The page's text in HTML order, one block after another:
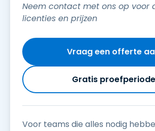
Neem contact met ons op voor
licenties en prijzen
Vraag een offerte
Gratis proefperiode
Voor teams die alles nodig